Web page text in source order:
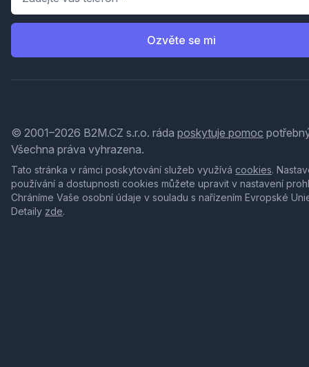
Ozvěte se mi
© 2001–2026 B2M.CZ s.r.o. ráda poskytuje pomoc
Všechna práva vyhrazena.
Tato stránka v rámci poskytování služeb využívá cookies.
používání a dostupnosti cookies můžete upravit v nastavení
Chráníme Vaše osobní údaje v souladu s nařízením Evropské
Detaily zde.